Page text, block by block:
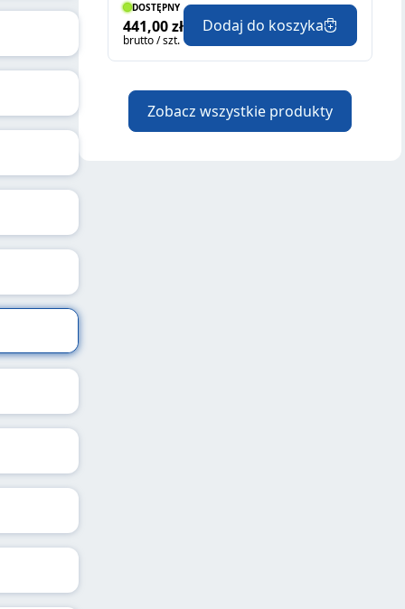
DOSTĘPNY
441,00 zł
brutto / szt.
Dodaj do koszyka
Zobacz wszystkie produkty